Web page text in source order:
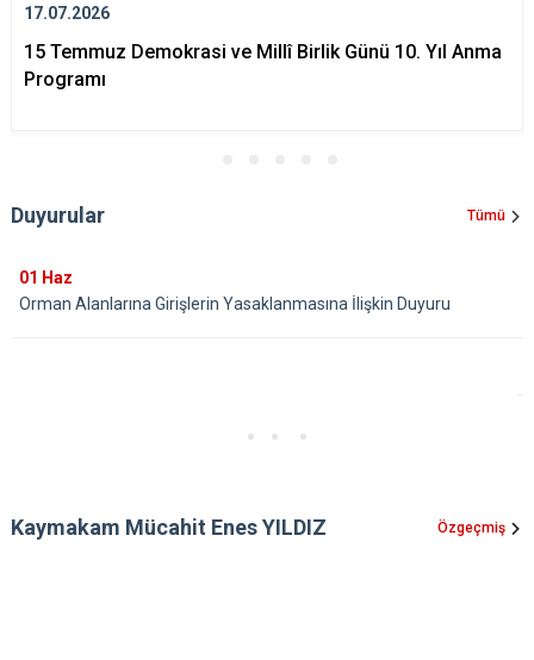
17.07.2026
15 Temmuz Demokrasi ve Millî Birlik Günü 10. Yıl Anma
Programı
Duyurular Tümü
01 Haz
Orman Alanlarına Girişlerin Yasaklanmasına İlişkin Duyuru
Kaymakam Mücahit Enes YILDIZ Özgeçmiş